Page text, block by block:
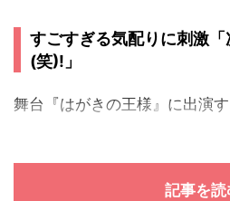
すごすぎる気配りに刺激
(笑)!」
舞台『はがきの王様』に出演
記事を読